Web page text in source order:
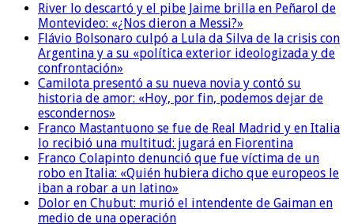
River lo descartó y el pibe Jaime brilla en Peñarol de
Montevideo: «¿Nos dieron a Messi?»
Flávio Bolsonaro culpó a Lula da Silva de la crisis con
Argentina y a su «política exterior ideologizada y de
confrontación»
Camilota presentó a su nueva novia y contó su
historia de amor: «Hoy, por fin, podemos dejar de
escondernos»
Franco Mastantuono se fue de Real Madrid y en Italia
lo recibió una multitud: jugará en Fiorentina
Franco Colapinto denunció que fue víctima de un
robo en Italia: «Quién hubiera dicho que europeos le
iban a robar a un latino»
Dolor en Chubut: murió el intendente de Gaiman en
medio de una operación